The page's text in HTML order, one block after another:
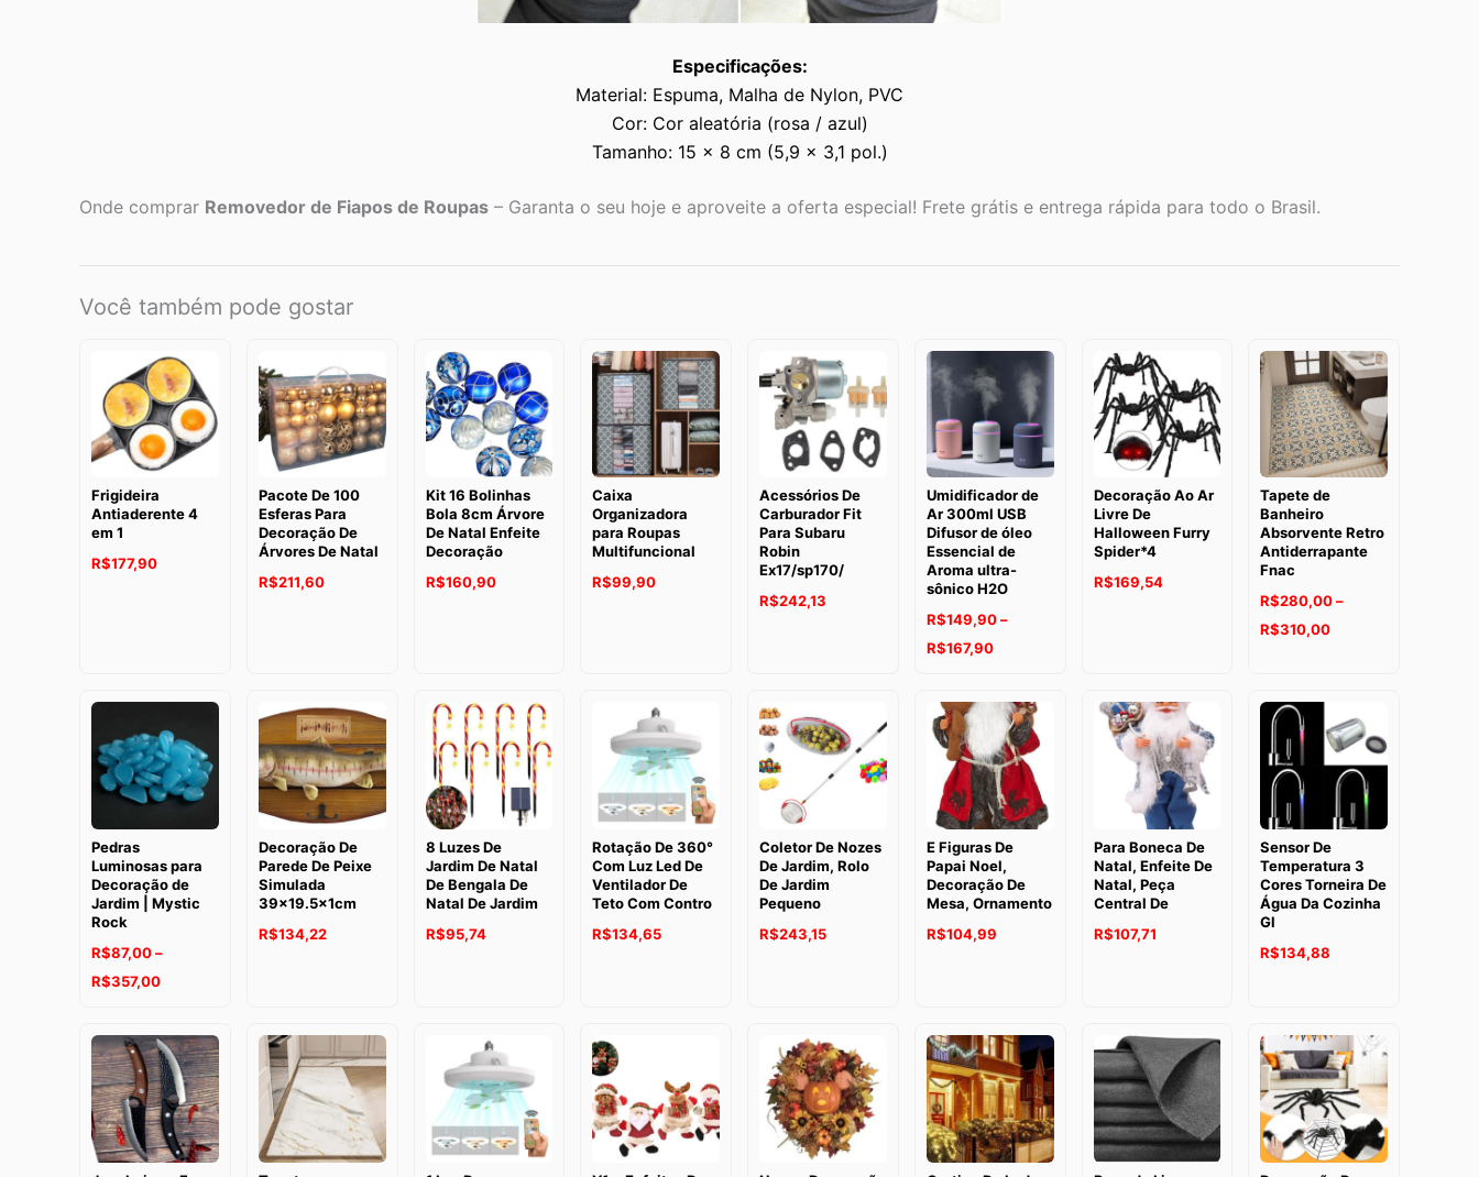
Especificações:
Material: Espuma, Malha de Nylon, PVC
Cor: Cor aleatória (rosa / azul)
Tamanho: 15 x 8 cm (5,9 x 3,1 pol.)
Onde comprar Removedor de Fiapos de Roupas – Garanta o seu hoje e aproveite a oferta especial! Frete grátis e entrega rápida para todo o Brasil.
Você também pode gostar
Frigideira
Antiaderente 4
em 1
R$177,90
Pacote De 100
Esferas Para
Decoração De
Árvores De Natal
R$211,60
Kit 16 Bolinhas
Bola 8cm Árvore
De Natal Enfeite
Decoração
R$160,90
Caixa
Organizadora
para Roupas
Multifuncional
R$99,90
Acessórios De
Carburador Fit
Para Subaru
Robin
Ex17/sp170/
R$242,13
Umidificador de
Ar 300ml USB
Difusor de óleo
Essencial de
Aroma ultra-
sônico H2O
R$149,90 –
R$167,90Faixa
preço:
R$149,90
através
R$167,90
Decoração Ao Ar
Livre De
Halloween Furry
Spider*4
R$169,54
Tapete de
Banheiro
Absorvente Retro
Antiderrapante
Fnac
R$280,00 –
R$310,00Faixa
R$280,00
através
R$310,00
Pedras
Luminosas para
Decoração de
Jardim | Mystic
Rock
R$87,00–
R$357,00Faixa
preço:
R$87,00
através
R$357,00
Decoração De
Parede De Peixe
Simulada
39×19.5x1cm
R$134,22
8 Luzes De
Jardim De Natal
De Bengala De
Natal De Jardim
R$95,74
Rotação De 360°
Com Luz Led De
Ventilador De
Teto Com Contro
R$134,65
Coletor De Nozes
De Jardim, Rolo
De Jardim
Pequeno
R$243,15
E Figuras De
Papai Noel,
Decoração De
Mesa, Ornamento
R$104,99
Para Boneca De
Natal, Enfeite De
Natal, Peça
Central De
R$107,71
Sensor De
Temperatura 3
Cores Torneira De
Água Da Cozinha
Gl
R$134,88